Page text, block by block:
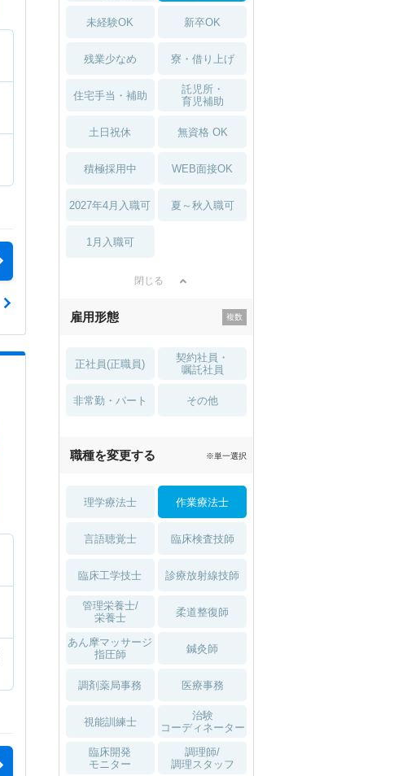
未経験OK 新卒OK
残業少なめ 寮・借り上げ
住宅手当・補助
託児所・
育児補助
土日祝休 無資格 OK
積極採用中 WEB面接OK
2027年4月入職可 夏～秋入職可
1月入職可
閉じる
雇用形態
正社員(正職員)
契約社員・
嘱託社員
非常勤・パート その他
職種を変更する ※単一選択
理学療法士 作業療法士
言語聴覚士 臨床検査技師
臨床工学技士 診療放射線技師
管理栄養士/
栄養士
柔道整復師
あん摩マッサージ
指圧師
鍼灸師
調剤薬局事務 医療事務
視能訓練士
治験
コーディネーター
臨床開発
モニター
調理師/
調理スタッフ